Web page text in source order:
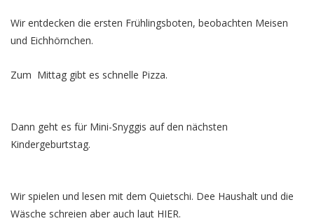
Wir entdecken die ersten Frühlingsboten, beobachten Meisen
und Eichhörnchen.
Zum Mittag gibt es schnelle Pizza.
Dann geht es für Mini-Snyggis auf den nächsten
Kindergeburtstag.
Wir spielen und lesen mit dem Quietschi. Dee Haushalt und die
Wäsche schreien aber auch laut HIER.